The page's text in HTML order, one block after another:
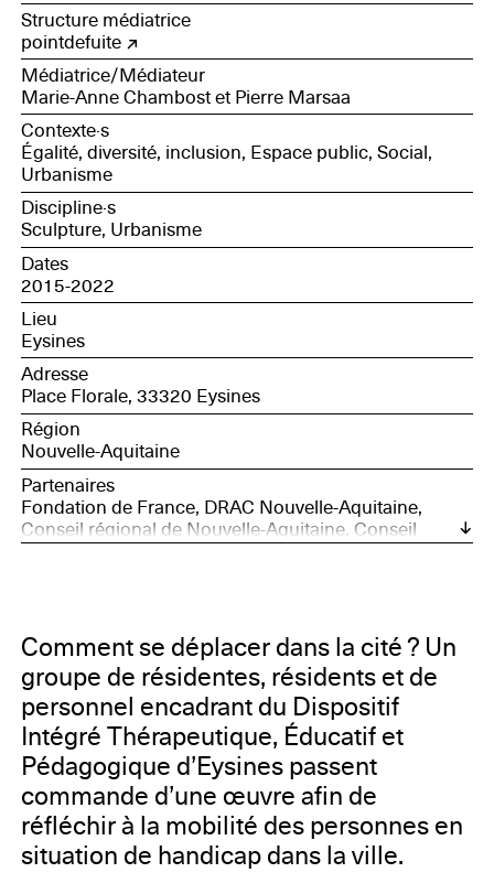
Structure médiatrice
pointdefuite
Médiatrice/Médiateur
Marie-Anne Chambost et Pierre Marsaa
Contexte·s
Égalité, diversité, inclusion, Espace public, Social,
Urbanisme
Discipline·s
Sculpture, Urbanisme
Dates
2015-2022
Lieu
Eysines
Adresse
Place Florale, 33320 Eysines
Région
Nouvelle-Aquitaine
Partenaires
Fondation de France, DRAC Nouvelle-Aquitaine,
Conseil régional de Nouvelle-Aquitaine, Conseil
départemental de Gironde, Association Saint Vincent
Gondrin (32), Markovstudio – Sofia (Bulgarie), Zébra 3
– Bordeaux (33)
Comment se déplacer dans la cité ? Un
groupe de résidentes, résidents et de
personnel encadrant du Dispositif
Intégré Thérapeutique, Éducatif et
Pédagogique d’Eysines passent
commande d’une œuvre afin de
réfléchir à la mobilité des personnes en
situation de handicap dans la ville.